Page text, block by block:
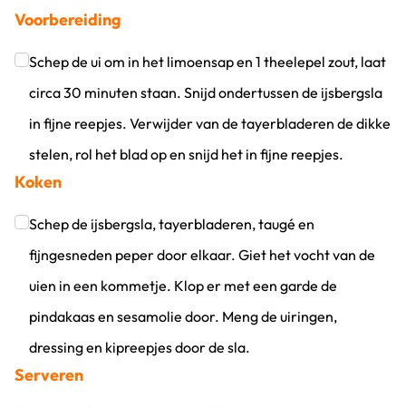
Voorbereiding
Schep de ui om in het limoensap en 1 theelepel zout, laat
circa 30 minuten staan. Snijd ondertussen de ijsbergsla
in fijne reepjes. Verwijder van de tayerbladeren de dikke
stelen, rol het blad op en snijd het in fijne reepjes.
Klik om dit selectievakje aan te vinken
Koken
Schep de ijsbergsla, tayerbladeren, taugé en
fijngesneden peper door elkaar. Giet het vocht van de
uien in een kommetje. Klop er met een garde de
pindakaas en sesamolie door. Meng de uiringen,
dressing en kipreepjes door de sla.
Klik om dit selectievakje aan te vinken
Serveren